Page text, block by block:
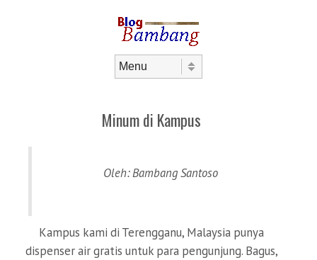
Minum di Kampus
Oleh: Bambang Santoso
Kampus kami di Terengganu, Malaysia punya
dispenser air gratis untuk para pengunjung. Bagus,